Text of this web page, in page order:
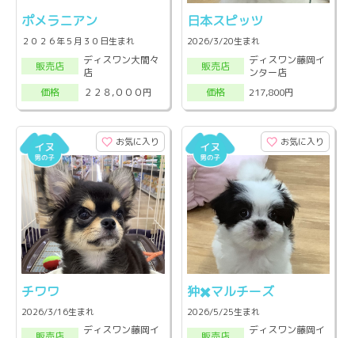
ポメラニアン
２０２６年５月３０日生まれ
販売店
ディスワン大間々
店
価格
２２８,０００円
日本スピッツ
2026/3/20生まれ
販売店
ディスワン藤岡イ
ンター店
価格
217,800円
お気に入り
チワワ
2026/3/16生まれ
ディスワン藤岡イ
お気に入り
狆✖️マルチーズ
2026/5/25生まれ
ディスワン藤岡イ